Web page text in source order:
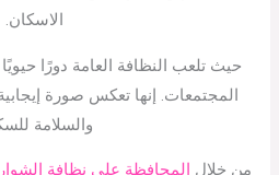
الاسكان.
حيث تلعب النظافة العامة دورًا
المجتمعات. إنها تعكس صورة
والسلامة
من خلال المحافظة على نظافة الشوار